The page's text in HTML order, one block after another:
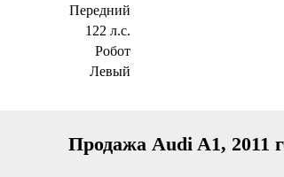
Передний
122 л.с.
Робот
Левый
Продажа Audi A1, 2011